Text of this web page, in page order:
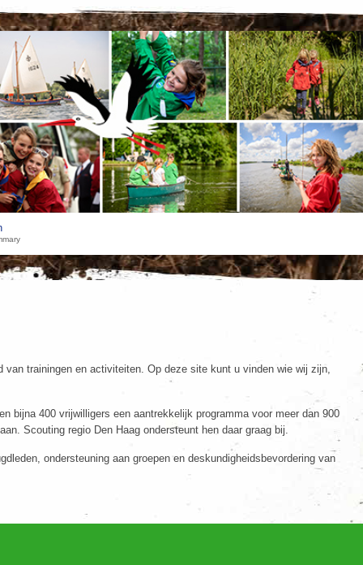
van trainingen en activiteiten. Op deze site kunt u vinden wie wij zijn,
bijna 400 vrijwilligers een aantrekkelijk programma voor meer dan 900
Scouting regio Den Haag ondersteunt hen daar graag bij.
ondersteuning aan groepen en deskundigheidsbevordering van